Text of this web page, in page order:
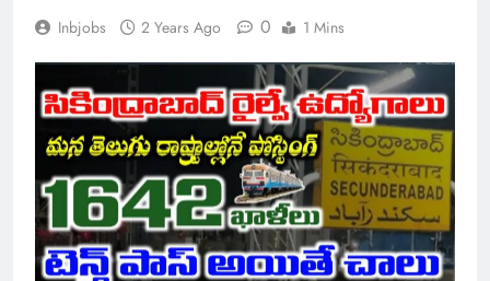
Inbjobs 2 Years Ago 0 1 Mins